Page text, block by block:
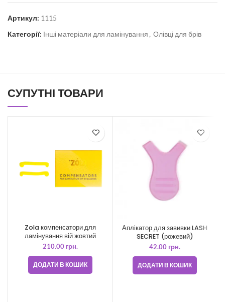
Артикул: 1115
Категорії: Інші матеріали для ламінування , Олівці для брів
СУПУТНІ ТОВАРИ
Zola компенсатори для
ламінування вій жовтий
210.00 грн.
ДОДАТИ В КОШИК
Аплікатор для завивки LASH
SECRET (рожевий)
42.00 грн.
ДОДАТИ В КОШИК